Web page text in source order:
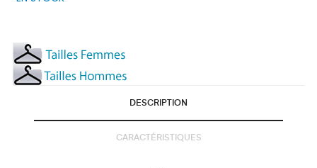
DESCRIPTION
CARACTÉRISTIQUES